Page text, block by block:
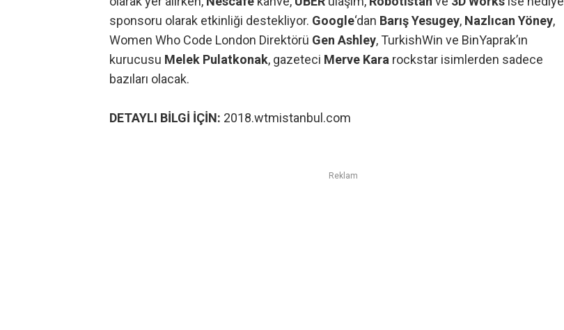
sponsoru olarak etkinliği destekliyor. Google‘dan Barış Yesugey, Nazlıcan Yöney,
Women Who Code London Direktörü Gen Ashley, TurkishWin ve BinYaprak’ın
kurucusu Melek Pulatkonak, gazeteci Merve Kara rockstar isimlerden sadece
bazıları olacak.
DETAYLI BİLGİ İÇİN: 2018.wtmistanbul.com
Reklam